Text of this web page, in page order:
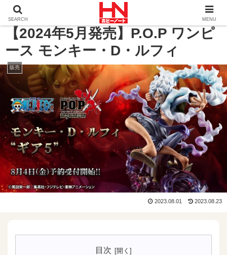
ホーム 【2024年5月発売】P.O.P ワンピース モン
【2024年5月発売】P.O.P ワンピ
ース モンキー・D・ルフィ
販売
2023.08.01 2023.08.23
目次
SEARCH MENU